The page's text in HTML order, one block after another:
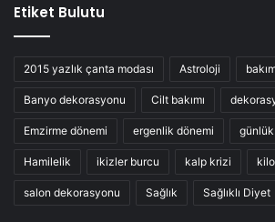
Etiket Bulutu
2015 yazlık çanta modası Astroloji
Banyo dekorasyonu Cilt bakımı
Emzirme dönemi ergenlik dönemi günlük
Hamilelik ikizler burcu kalp krizi
salon dekorasyonu Sağlık Sağlıklı Diyet